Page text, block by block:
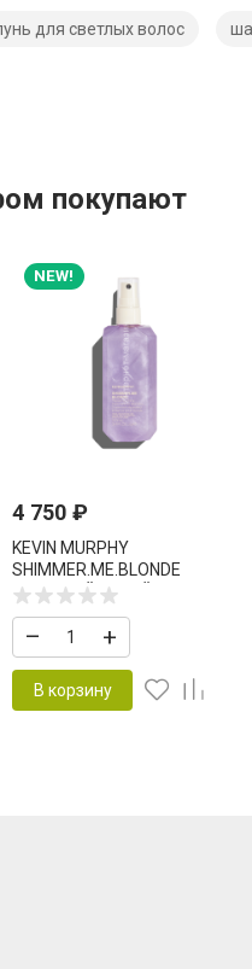
для светлых волос
покупают
NEW!
4 750 ₽
KEVIN MURPHY
SHIMMER.ME.BLONDE
СИЯЮЩИЙ СПРЕЙ ДЛЯ
СВЕТЛЫХ ВОЛОС 100 МЛ
– +
В корзину